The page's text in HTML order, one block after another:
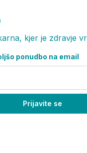
kjer je zdravje
ponudbo na email
Prijavite se